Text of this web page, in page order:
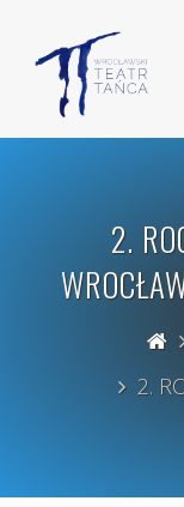
2.
2.